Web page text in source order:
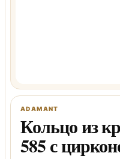
Кольцо из
585 с